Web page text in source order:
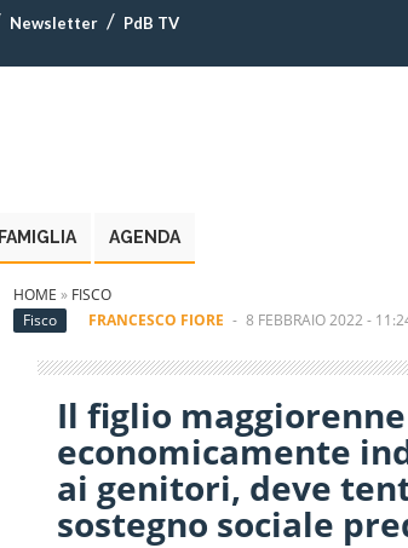
Newsletter PdB TV
FAMIGLIA AGENDA
HOME » FISCO
Fisco
FRANCESCO FIORE - 8 FEBBRAIO 2022 -
Il figlio
economicamente
ai genitori, deve
sostegno sociale